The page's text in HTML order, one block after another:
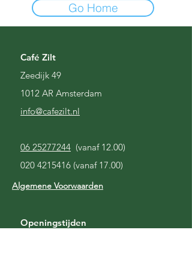
Go Home
Café Zilt
Zeedijk 49
1012 AR Amsterdam
info@cafezilt.nl
06 25277244 (vanaf 12.00)
020 4215416 (vanaf 17.00)
Algemene Voorwaarden
Openingstijden